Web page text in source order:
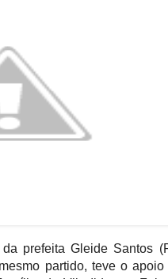
prefeita Gleide Santos
partido, teve o